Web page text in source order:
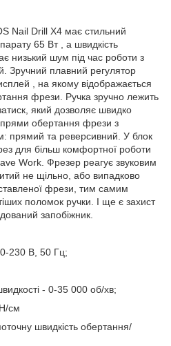
Nail Drill X4 має стильний
65 Вт , а швидкість
низький шум під час роботи з
Зручний плавний регулятор
, на якому відображається
фрези. Ручка зручно лежить
який дозволяє швидко
обертання фрези з
прямий та реверсивний. У блок
для більш комфортної роботи
Work. Фрезер реагує звуковим
не щільно, або випадково
фрези, тим самим
поломок ручки. І ще є захист
запобіжник.
230 В, 50 Гц;
- 0-35 000 об/хв;
см
швидкість обертання/